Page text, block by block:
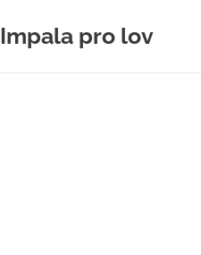
Impala pro lov